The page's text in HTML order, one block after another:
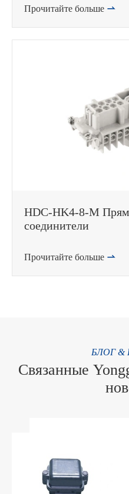
Прочитайте больше 
HDC-HK4-8-M
соединители
Прочитайте больше 
БЛОГ
Связанные